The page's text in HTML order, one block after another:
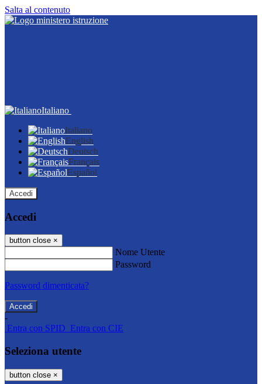
Salta al contenuto
Italiano
Italiano
English
Deutsch
Français
Español
Accedi
Accedi
button close ×
Nome Utente
Password
Password dimenticata?
-
Entra con SPID Entra con CIE
Seleziona utente
button close ×